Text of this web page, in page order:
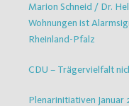
Marion Schneid / Dr.
Wohnungen ist
Rheinland-Pfalz
CDU – Trägervielfalt
Plenarinitiativen Januar